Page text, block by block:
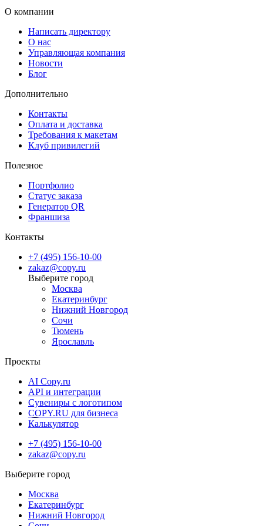
О компании
Написать директору
О нас
Управляющая компания
Новости
Блог
Дополнительно
Контакты
Оплата и доставка
Требования к макетам
Клуб привилегий
Полезное
Портфолио
Статус заказа
Генератор QR
Франшиза
Контакты
+7 (495) 156-10-00
zakaz@copy.ru
Москва
Екатеринбург
Нижний Новгород
Сочи
Тюмень
Ярославль
Проекты
AI Copy.ru
API и интеграции
Сувениры с логотипом
COPY.RU для бизнеса
Калькулятор
+7 (495) 156-10-00
zakaz@copy.ru
Москва
Екатеринбург
Нижний Новгород